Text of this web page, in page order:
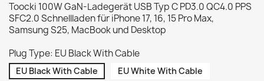
Toocki 100W GaN-Ladegerät USB Typ C PD3.0 QC4.0 PPS
SFC2.0 Schnellladen für iPhone 17, 16, 15 Pro Max,
Samsung S25, MacBook und Desktop
Plug Type: EU Black With Cable
EU Black With Cable
EU White With Cable